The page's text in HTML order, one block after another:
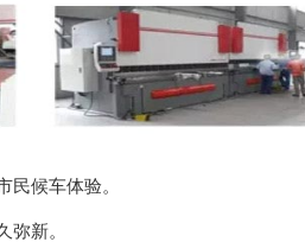
候车体验。
新。